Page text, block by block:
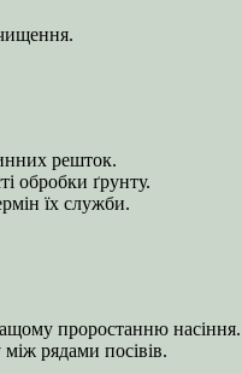
решток.
обробки ґрунту.
їх служби.
проростанню насіння.
рядами посівів.